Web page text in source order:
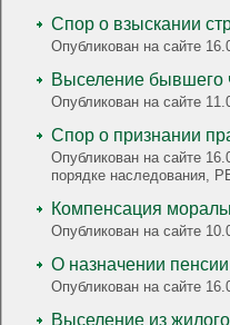
Спор о взыскании
Опубликован на сайте
Выселение бывшего
Опубликован на сайте
Спор о признании
Опубликован на сайте
порядке
Компенсация
Опубликован на сайте
О назначении
Опубликован на сайте
Выселение из